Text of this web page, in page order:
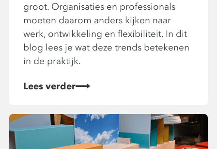
groot. Organisaties en professionals
moeten daarom anders kijken naar
werk, ontwikkeling en flexibiliteit. In dit
blog lees je wat deze trends betekenen
in de praktijk.
Lees verder